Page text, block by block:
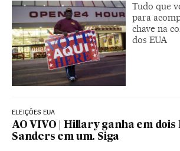
Tudo que
para
chave na
dos EUA
ELEIÇÕES EUA
AO VIVO | Hillary ganha em dois
Sanders em um. Siga